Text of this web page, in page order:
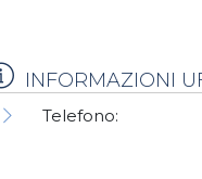
INFORMAZIONI
Telefono: